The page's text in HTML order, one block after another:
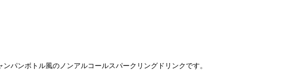
パンボトル風のノンアルコールスパークリングドリンクです。